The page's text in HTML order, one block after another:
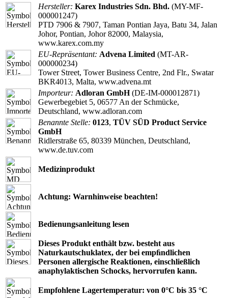
Hersteller: Karex Industries Sdn. Bhd. (MY-MF-
000001247)
PTD 7906 & 7907, Taman Pontian Jaya, Batu 34, Jalan
Johor, Pontian, Johor 82000, Malaysia,
www.karex.com.my
EU-Repräsentant: Advena Limited (MT-AR-
000000234)
Tower Street, Tower Business Centre, 2nd Flr., Swatar
BKR4013, Malta, www.advena.mt
Importeur: Adloran GmbH(DE-IM-000012871)
Gewerbegebiet 5, 06577 An der Schmücke,
Deutschland, www.adloran.com
Benannte Stelle: 0123, TÜV SÜD Product Service
GmbH
Ridlerstraße 65, 80339 München, Deutschland,
www.de.tuv.com
Medizinprodukt
Achtung: Warnhinweise beachten!
Bedienungsanleitung lesen
Dieses Produkt enthält bzw. besteht aus
Naturkautschuklatex, der bei empﬁndlichen
Personen allergische Reaktionen, einschließlich
anaphylaktischen Schocks, hervorrufen kann.
Empfohlene Lagertemperatur: von 0°C bis 35 °C